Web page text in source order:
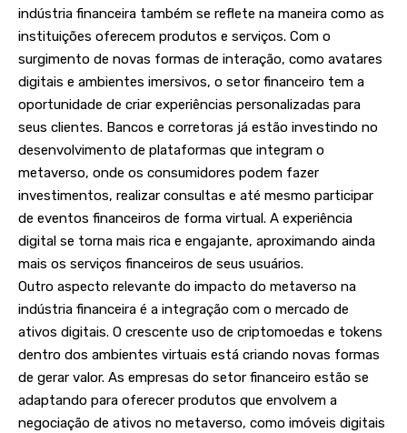
indústria financeira também se reflete na maneira como as
instituições oferecem produtos e serviços. Com o
surgimento de novas formas de interação, como avatares
digitais e ambientes imersivos, o setor financeiro tem a
oportunidade de criar experiências personalizadas para
seus clientes. Bancos e corretoras já estão investindo no
desenvolvimento de plataformas que integram o
metaverso, onde os consumidores podem fazer
investimentos, realizar consultas e até mesmo participar
de eventos financeiros de forma virtual. A experiência
digital se torna mais rica e engajante, aproximando ainda
mais os serviços financeiros de seus usuários.
Outro aspecto relevante do impacto do metaverso na
indústria financeira é a integração com o mercado de
ativos digitais. O crescente uso de criptomoedas e tokens
dentro dos ambientes virtuais está criando novas formas
de gerar valor. As empresas do setor financeiro estão se
adaptando para oferecer produtos que envolvem a
negociação de ativos no metaverso, como imóveis digitais